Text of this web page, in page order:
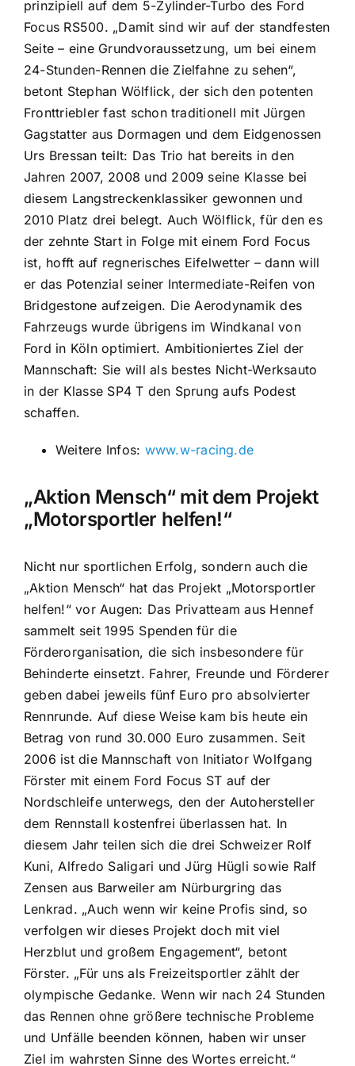
prinzipiell auf dem 5-Zylinder-Turbo des Ford
Focus RS500. „Damit sind wir auf der standfesten
Seite – eine Grundvoraussetzung, um bei einem
24-Stunden-Rennen die Zielfahne zu sehen“,
betont Stephan Wölflick, der sich den potenten
Fronttriebler fast schon traditionell mit Jürgen
Gagstatter aus Dormagen und dem Eidgenossen
Urs Bressan teilt: Das Trio hat bereits in den
Jahren 2007, 2008 und 2009 seine Klasse bei
diesem Langstreckenklassiker gewonnen und
2010 Platz drei belegt. Auch Wölflick, für den es
der zehnte Start in Folge mit einem Ford Focus
ist, hofft auf regnerisches Eifelwetter – dann will
er das Potenzial seiner Intermediate-Reifen von
Bridgestone aufzeigen. Die Aerodynamik des
Fahrzeugs wurde übrigens im Windkanal von
Ford in Köln optimiert. Ambitioniertes Ziel der
Mannschaft: Sie will als bestes Nicht-Werksauto
in der Klasse SP4 T den Sprung aufs Podest
schaffen.
Weitere Infos: www.w-racing.de
„Aktion Mensch“ mit dem Projekt
„Motorsportler helfen!“
Nicht nur sportlichen Erfolg, sondern auch die
„Aktion Mensch“ hat das Projekt „Motorsportler
helfen!“ vor Augen: Das Privatteam aus Hennef
sammelt seit 1995 Spenden für die
Förderorganisation, die sich insbesondere für
Behinderte einsetzt. Fahrer, Freunde und Förderer
geben dabei jeweils fünf Euro pro absolvierter
Rennrunde. Auf diese Weise kam bis heute ein
Betrag von rund 30.000 Euro zusammen. Seit
2006 ist die Mannschaft von Initiator Wolfgang
Förster mit einem Ford Focus ST auf der
Nordschleife unterwegs, den der Autohersteller
dem Rennstall kostenfrei überlassen hat. In
diesem Jahr teilen sich die drei Schweizer Rolf
Kuni, Alfredo Saligari und Jürg Hügli sowie Ralf
Zensen aus Barweiler am Nürburgring das
Lenkrad. „Auch wenn wir keine Profis sind, so
verfolgen wir dieses Projekt doch mit viel
Herzblut und großem Engagement“, betont
Förster. „Für uns als Freizeitsportler zählt der
olympische Gedanke. Wenn wir nach 24 Stunden
das Rennen ohne größere technische Probleme
und Unfälle beenden können, haben wir unser
Ziel im wahrsten Sinne des Wortes erreicht.“